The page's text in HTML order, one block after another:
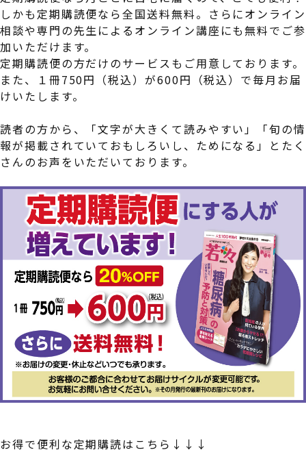
しかも定期購読便なら全国送料無料。さらにオンライン
相談や専門の先生によるオンライン講座にも無料でご参
加いただけます。
定期購読便の方だけのサービスもご用意しております。
また、１冊750円（税込）が600円（税込）で毎月お届
けいたします。
読者の方から、「文字が大きくて読みやすい」「旬の情
報が掲載されていておもしろいし、ためになる」とたく
さんのお声をいただいております。
お得で便利な定期購読はこちら↓↓↓